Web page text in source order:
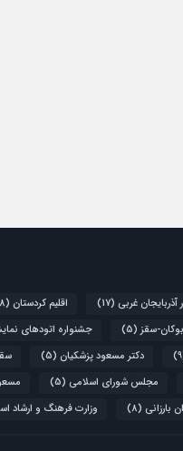
آذربایجان غربی (17) اقلیم کردستان (18)
سقز (5) جشنواره اتودهای
دکتر مسعود پزشکیان (5)
مجلس شورای اسلامی (5)
بارزانی (8) وزارت فرهنگ و ارشاد